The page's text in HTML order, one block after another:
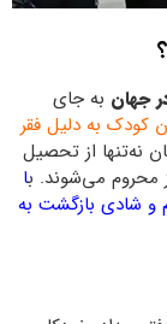
به جای
کودک به دلیل فقر
نه‌تنها از تحصیل
محروم می‌شوند. با
و شادی بازگشت به